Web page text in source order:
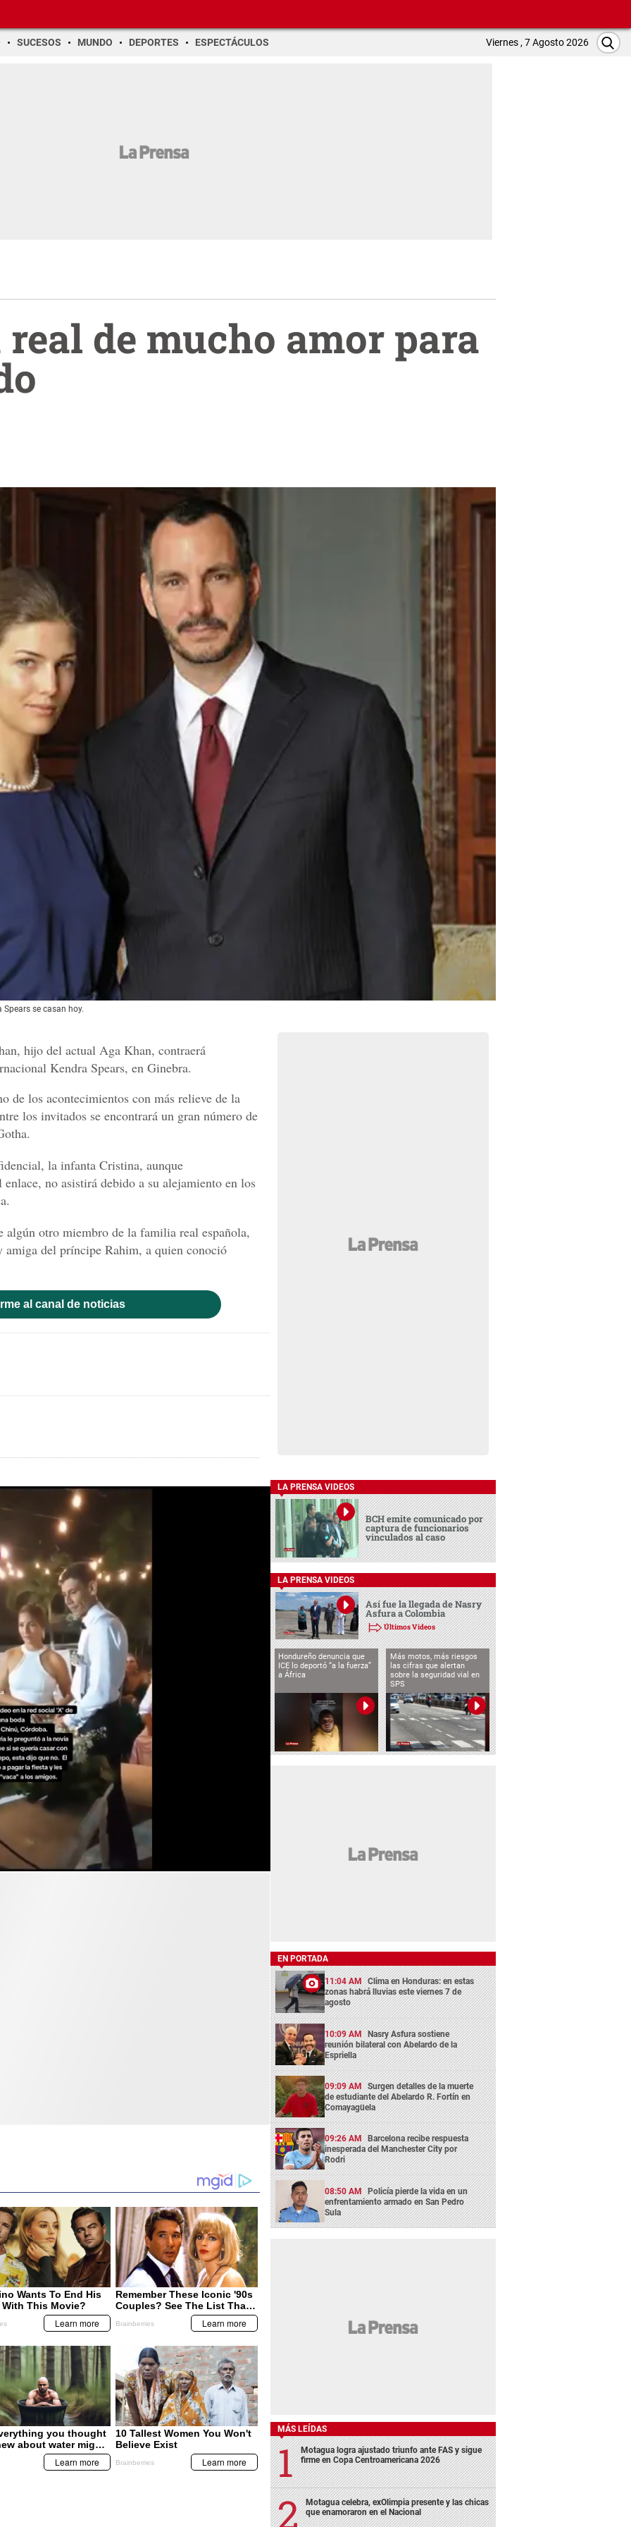
SUCESOS MUNDO DEPORTES ESPECTÁCULOS Viernes , 7 Agosto 2026
real de mucho amor para
se casan hoy.
hijo del actual Aga Khan, contraerá
Kendra Spears, en Ginebra.
de los acontecimientos con más relieve de la
los invitados se encontrará un gran número de
la infanta Cristina, aunque
no asistirá debido a su alejamiento en los
algún otro miembro de la familia real española,
del príncipe Rahim, a quien conoció
al canal de noticias
LA PRENSA VIDEOS
BCH emite comunicado por
captura de funcionarios
vinculados al caso
LA PRENSA VIDEOS
Así fue la llegada de Nasry
Asfura a Colombia
Últimos Videos
Hondureño denuncia que
ICE lo deportó “a la fuerza”
a África
Más motos, más riesgos
las cifras que alertan
sobre la seguridad vial en
SPS
EN PORTADA
11:04 AM Clima en Honduras: en estas
zonas habrá lluvias este viernes 7 de
agosto
10:09 AM Nasry Asfura sostiene
reunión bilateral con Abelardo de la
Espriella
09:09 AM Surgen detalles de la muerte
de estudiante del Abelardo R. Fortín en
Comayagüela
09:26 AM Barcelona recibe respuesta
inesperada del Manchester City por
Rodri
08:50 AM Policía pierde la vida en un
enfrentamiento armado en San Pedro
Sula
MÁS LEÍDAS
Motagua logra ajustado triunfo ante FAS y sigue
firme en Copa Centroamericana 2026
Motagua celebra, exOlimpia presente y las chicas
que enamoraron en el Nacional